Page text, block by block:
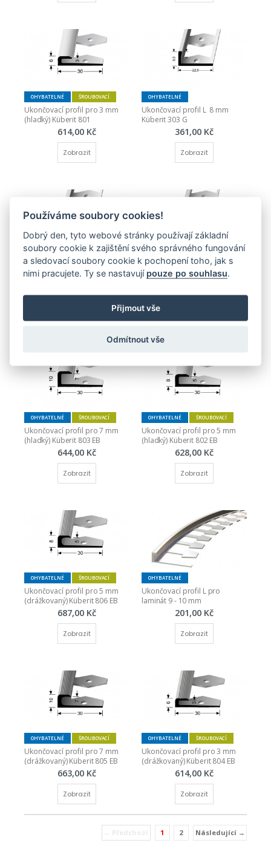
OHYBATELNÉ ŠROUBOVACÍ
Ukončovací profil pro 3 mm
(hladký) Küberit 801
614,00 Kč
Zobrazit
OHYBATELNÉ
Ukončovací profil L  8 mm
Küberit 303 G
361,00 Kč
Zobrazit
OHYBATELNÉ
Ukončovací profil L 6 mm
Küberit 307 G
OHYBATELNÉ
Ukončovací profil L 2,5 mm
Küberit 300 G
OHYBATELNÉ ŠROUBOVACÍ
Ukončovací profil pro 7 mm
(hladký) Küberit 803 EB
644,00 Kč
Zobrazit
OHYBATELNÉ ŠROUBOVACÍ
Ukončovací profil pro 5 mm
(hladký) Küberit 802 EB
628,00 Kč
Zobrazit
OHYBATELNÉ ŠROUBOVACÍ
Ukončovací profil pro 5 mm
(drážkovaný) Küberit 806 EB
687,00 Kč
Zobrazit
OHYBATELNÉ
Ukončovací profil L pro
laminát 9 - 10 mm
201,00 Kč
Zobrazit
OHYBATELNÉ ŠROUBOVACÍ
Ukončovací profil pro 7 mm
(drážkovaný) Küberit 805 EB
663,00 Kč
Zobrazit
OHYBATELNÉ ŠROUBOVACÍ
Ukončovací profil pro 3 mm
(drážkovaný) Küberit 804 EB
614,00 Kč
Zobrazit
1(current)
2 Následující →
Používáme soubory cookies!
Dobrý den, tyto webové stránky používají základní
soubory cookie k zajištění svého správného fungování
a sledovací soubory cookie k pochopení toho, jak s
nimi pracujete. Ty se nastavují pouze po souhlasu
Přijmout vše
Odmítnout vše